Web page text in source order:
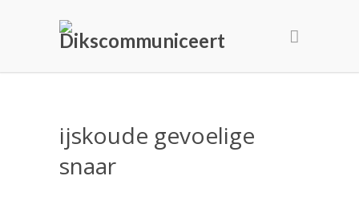
ijskoude gevoelige
snaar